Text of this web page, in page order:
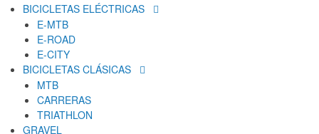
BICICLETAS ELÉCTRICAS
E-MTB
E-ROAD
E-CITY
BICICLETAS CLÁSICAS
MTB
CARRERAS
TRIATHLON
GRAVEL